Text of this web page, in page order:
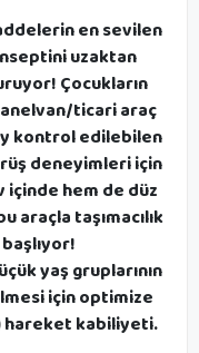
en sevilen
uzaktan
Çocukların
ticari araç
kontrol edilebilen
deneyimleri için
hem de düz
taşımacılık
yaş gruplarının
için optimize
hareket kabiliyeti.